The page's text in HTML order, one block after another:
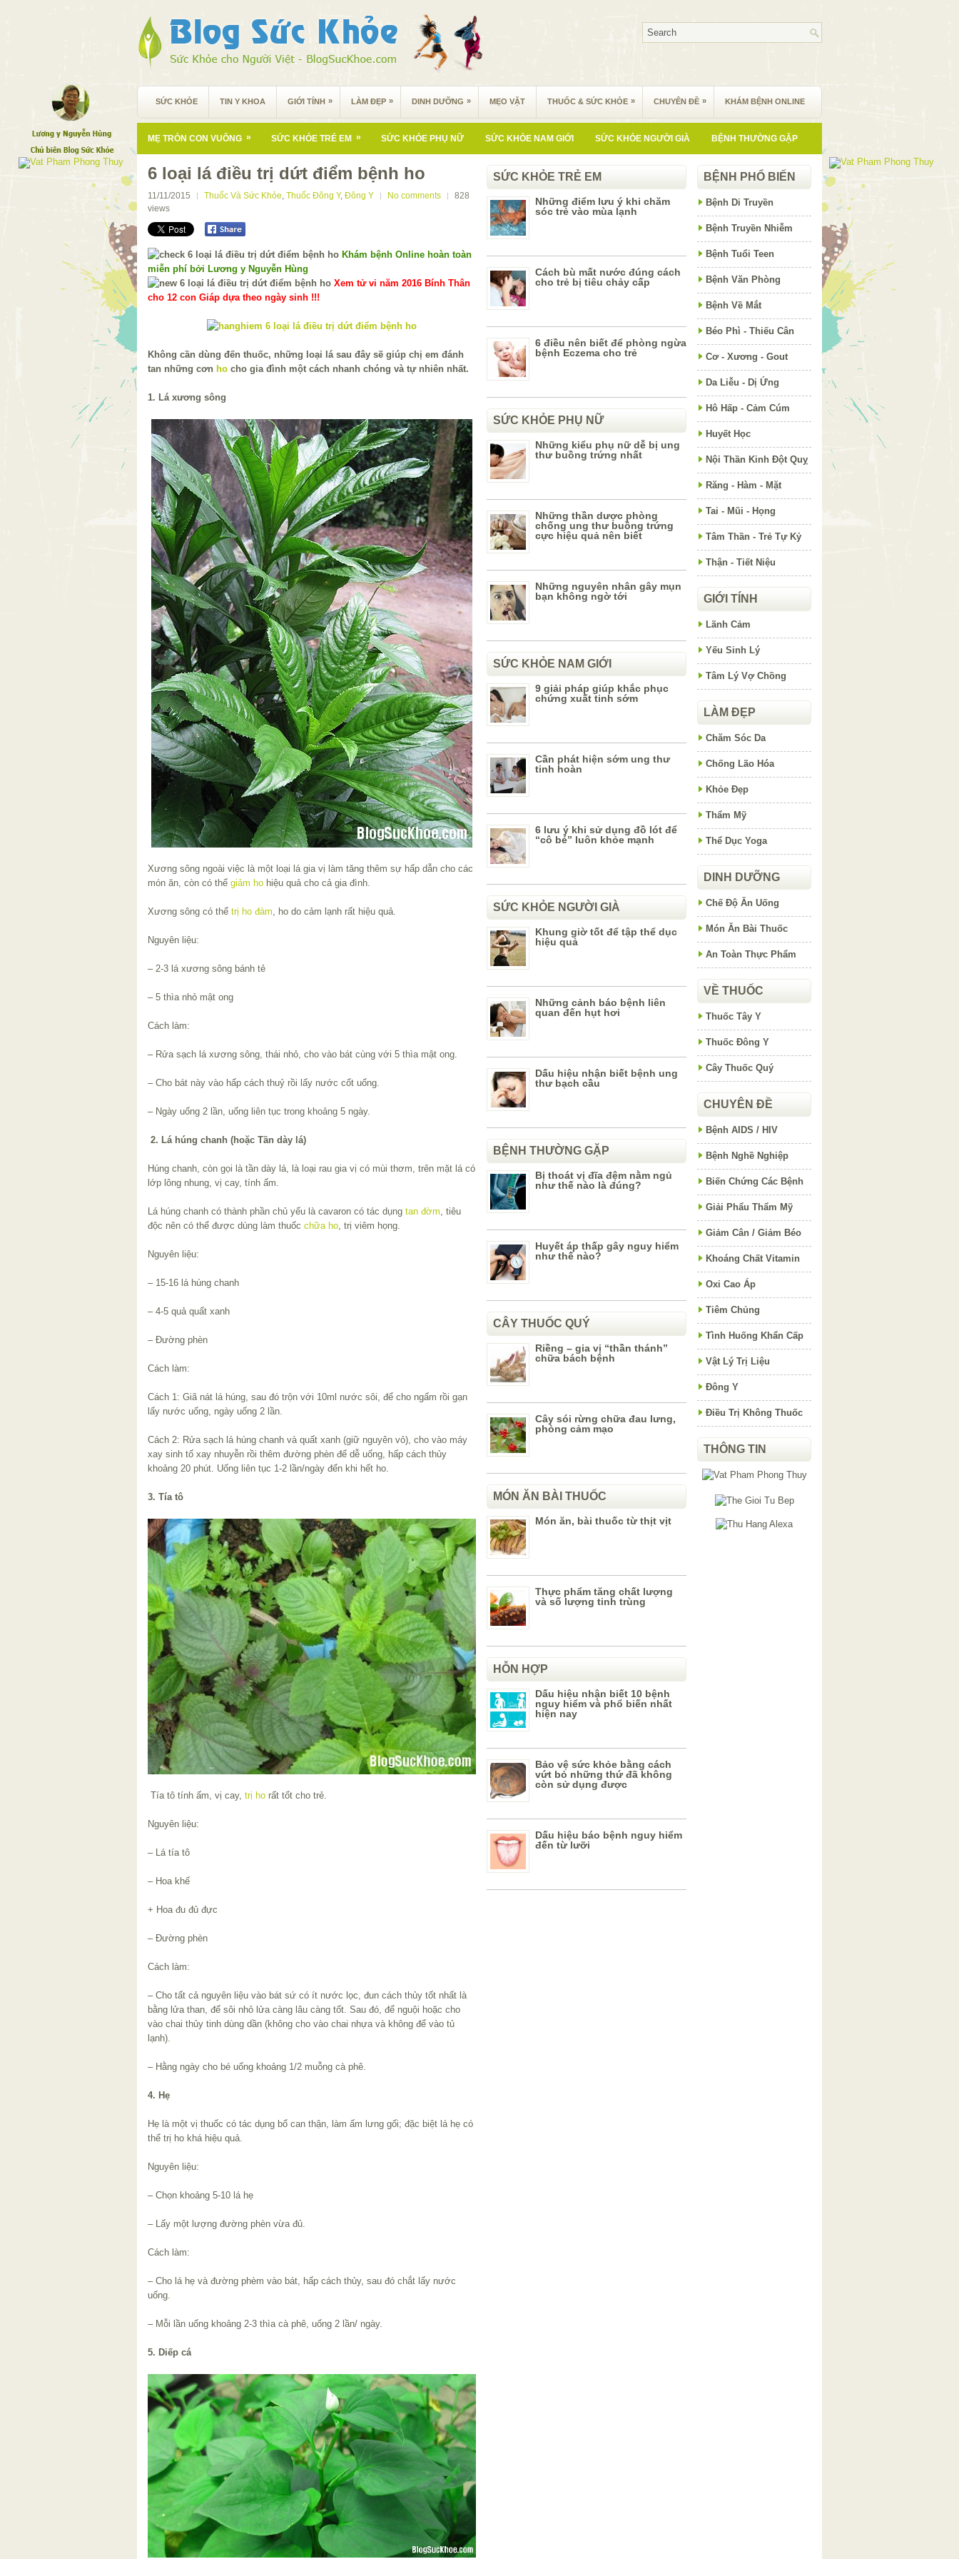
SỨC KHỎE TIN Y KHOA GIỚI TÍNH » LÀM ĐẸP » DINH DƯỠNG » MẸO VẶT THUỐC & SỨC KHỎE » CHUYÊN ĐỀ » KHÁM BỆNH ONLINE
MẸ TRÒN CON VUÔNG » SỨC KHỎE TRẺ EM » SỨC KHỎE PHỤ NỮ SỨC KHỎE NAM GIỚI SỨC KHỎE NGƯỜI GIÀ BỆNH THƯỜNG GẶP
6 loại lá điều trị dứt điểm bệnh ho
11/11/2015 Thuốc Và Sức Khỏe, Thuốc Đông Y, Đông Y No comments
828
views
Khám bệnh Online hoàn toàn
miễn phí bởi Lương y Nguyễn Hùng
Xem tử vi năm 2016 Bính Thân
cho 12 con Giáp dựa theo ngày sinh !!!
Không cần dùng đến thuốc, những loại lá sau đây sẽ giúp chị em đánh
tan những cơn ho cho gia đình một cách nhanh chóng và tự nhiên nhất.
1. Lá xương sông
Xương sông ngoài việc là một loại lá gia vị làm tăng thêm sự hấp dẫn cho các
món ăn, còn có thể giảm ho hiệu quả cho cả gia đình.
Xương sông có thể trị ho đàm , ho do cảm lạnh rất hiệu quả.
Nguyên liệu:
– 2-3 lá xương sông bánh tẻ
– 5 thìa nhỏ mật ong
Cách làm:
– Rửa sạch lá xương sông, thái nhỏ, cho vào bát cùng với 5 thìa mật ong.
– Cho bát này vào hấp cách thuỷ rồi lấy nước cốt uống.
– Ngày uống 2 lần, uống liên tục trong khoảng 5 ngày.
2. Lá húng chanh (hoặc Tần dày lá)
Húng chanh, còn gọi là tần dày lá, là loại rau gia vị có mùi thơm, trên mặt lá có
lớp lông nhung, vị cay, tính ấm.
Lá húng chanh có thành phần chủ yếu là cavaron có tác dụng tan đờm , tiêu
độc nên có thể được dùng làm thuốc chữa ho , trị viêm họng.
Nguyên liệu:
– 15-16 lá húng chanh
– 4-5 quả quất xanh
– Đường phèn
Cách làm:
Cách 1: Giã nát lá húng, sau đó trộn với 10ml nước sôi, để cho ngấm rồi gạn
lấy nước uống, ngày uống 2 lần.
Cách 2: Rửa sạch lá húng chanh và quất xanh (giữ nguyên vỏ), cho vào máy
xay sinh tố xay nhuyễn rồi thêm đường phèn để dễ uống, hấp cách thủy
khoảng 20 phút. Uống liên tục 1-2 lần/ngày đến khi hết ho.
3. Tía tô
Tía tô tính ấm, vị cay, trị ho rất tốt cho trẻ.
Nguyên liệu:
– Lá tía tô
– Hoa khế
+ Hoa đu đủ đực
– Đường phèn
Cách làm:
– Cho tất cả nguyên liệu vào bát sứ có ít nước lọc, đun cách thủy tốt nhất là
bằng lửa than, để sôi nhỏ lửa càng lâu càng tốt. Sau đó, để nguội hoặc cho
vào chai thủy tinh dùng dần (không cho vào chai nhựa và không để vào tủ
lạnh).
– Hằng ngày cho bé uống khoảng 1/2 muỗng cà phê.
4. Hẹ
Hẹ là một vị thuốc có tác dụng bổ can thận, làm ấm lưng gối; đặc biệt lá hẹ có
thể trị ho khá hiệu quả.
Nguyên liệu:
– Chọn khoảng 5-10 lá hẹ
– Lấy một lượng đường phèn vừa đủ.
Cách làm:
– Cho lá hẹ và đường phèm vào bát, hấp cách thủy, sau đó chắt lấy nước
uống.
– Mỗi lần uống khoảng 2-3 thìa cà phê, uống 2 lần/ ngày.
5. Diếp cá
SỨC KHỎE TRẺ EM
Những điểm lưu ý khi chăm
sóc trẻ vào mùa lạnh
Cách bù mất nước đúng cách
cho trẻ bị tiêu chảy cấp
6 điều nên biết để phòng ngừa
bệnh Eczema cho trẻ
SỨC KHỎE PHỤ NỮ
Những kiểu phụ nữ dễ bị ung
thư buồng trứng nhất
Những thần dược phòng
chống ung thư buồng trứng
cực hiệu quả nên biết
Những nguyên nhân gây mụn
bạn không ngờ tới
SỨC KHỎE NAM GIỚI
9 giải pháp giúp khắc phục
chứng xuất tinh sớm
Cần phát hiện sớm ung thư
tinh hoàn
6 lưu ý khi sử dụng đồ lót để
“cô bé” luôn khỏe mạnh
SỨC KHỎE NGƯỜI GIÀ
Khung giờ tốt để tập thể dục
hiệu quả
Những cảnh báo bệnh liên
quan đến hụt hơi
Dấu hiệu nhận biết bệnh ung
thư bạch cầu
BỆNH THƯỜNG GẶP
Bị thoát vị đĩa đệm nằm ngủ
như thế nào là đúng?
Huyết áp thấp gây nguy hiểm
như thế nào?
CÂY THUỐC QUÝ
Riềng – gia vị “thần thánh”
chữa bách bệnh
Cây sói rừng chữa đau lưng,
phòng cảm mạo
MÓN ĂN BÀI THUỐC
Món ăn, bài thuốc từ thịt vịt
Thực phẩm tăng chất lượng
và số lượng tinh trùng
HỖN HỢP
Dấu hiệu nhận biết 10 bệnh
nguy hiểm và phổ biến nhất
hiện nay
Bảo vệ sức khỏe bằng cách
vứt bỏ những thứ đã không
còn sử dụng được
Dấu hiệu báo bệnh nguy hiểm
đến từ lưỡi
BỆNH PHỔ BIẾN
Bệnh Di Truyền
Bệnh Truyền Nhiễm
Bệnh Tuổi Teen
Bệnh Văn Phòng
Bệnh Về Mắt
Béo Phì - Thiếu Cân
Cơ - Xương - Gout
Da Liễu - Dị Ứng
Hô Hấp - Cảm Cúm
Huyết Học
Nội Thần Kinh Đột Quỵ
Răng - Hàm - Mặt
Tai - Mũi - Họng
Tâm Thần - Trẻ Tự Kỷ
Thận - Tiết Niệu
GIỚI TÍNH
Lãnh Cảm
Yếu Sinh Lý
Tâm Lý Vợ Chồng
LÀM ĐẸP
Chăm Sóc Da
Chống Lão Hóa
Khỏe Đẹp
Thẩm Mỹ
Thể Dục Yoga
DINH DƯỠNG
Chế Độ Ăn Uống
Món Ăn Bài Thuốc
An Toàn Thực Phẩm
VỀ THUỐC
Thuốc Tây Y
Thuốc Đông Y
Cây Thuốc Quý
CHUYÊN ĐỀ
Bệnh AIDS / HIV
Bệnh Nghề Nghiệp
Biến Chứng Các Bệnh
Giải Phẩu Thẩm Mỹ
Giảm Cân / Giảm Béo
Khoáng Chất Vitamin
Oxi Cao Áp
Tiêm Chủng
Tình Huống Khẩn Cấp
Vật Lý Trị Liệu
Đông Y
Điều Trị Không Thuốc
THÔNG TIN